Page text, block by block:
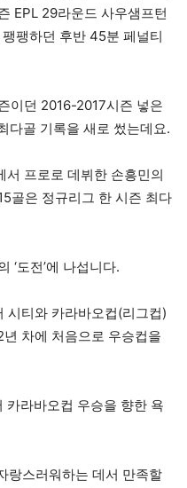
EPL 29라운드 사우샘프턴
팽하던 후반 45분 페널티
이던 2016-2017시즌 넣은
다골 기록을 새로 썼는데요.
프로로 데뷔한 손흥민의
골은 정규리그 한 시즌 최다
‘도전’에 나섭니다.
티와 카라바오컵(리그컵)
차에 처음으로 우승컵을
카라바오컵 우승을 향한 욕
랑스러워하는 데서 만족할